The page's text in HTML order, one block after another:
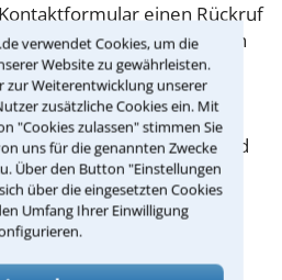
verwendet Cookies, um die
Website zu gewährleisten.
zur Weiterentwicklung unserer
zusätzliche Cookies ein. Mit
"Cookies zulassen" stimmen Sie
uns für die genannten Zwecke
Über den Button "Einstellungen
über die eingesetzten Cookies
Umfang Ihrer Einwilligung
einen Rückruf
haben, stellen wir Ihnen
mit der Sie das
vorbereiten können.
für Leasing in Bad Tölz sind
in Bad Tölz für eine
ist in §34 des